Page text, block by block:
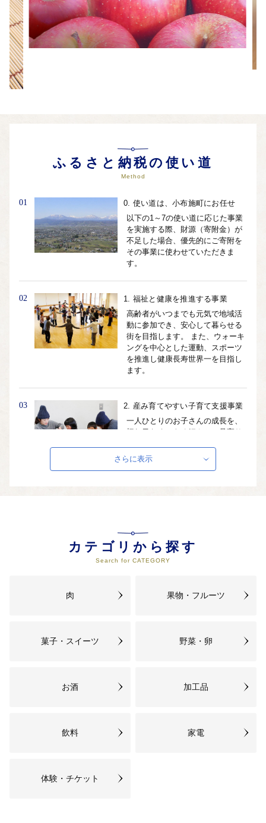
ふるさと納税の使い道
Method
01
0. 使い道は、小布施町にお任せ
以下の1～7の使い道に応じた事業
を実施する際、財源（寄附金）が
不足した場合、優先的にご寄附を
その事業に使わせていただきま
す。
02
1. 福祉と健康を推進する事業
高齢者がいつまでも元気で地域活
動に参加でき、安心して暮らせる
街を目指します。 また、ウォーキ
ングを中心とした運動、スポーツ
を推進し健康長寿世界一を目指し
ます。
03
2. 産み育てやすい子育て支援事業
一人ひとりのお子さんの成長を、
切れ目なく、きめ細やかに見守り
実、待機児童ゼロを推進します。
コミュニティスクールを導入し、
まちとしょテラソ（町立図書館）
のさらなる利活用、美術館の魅力
づくりを進め、生涯学習、文化活
を創出します。
5. Iターン・Uターンによる定住促
さらに表示
カテゴリから探す
Search for CATEGORY
肉 果物・フルーツ
菓子・スイーツ 野菜・卵
お酒 加工品
飲料 家電
体験・チケット